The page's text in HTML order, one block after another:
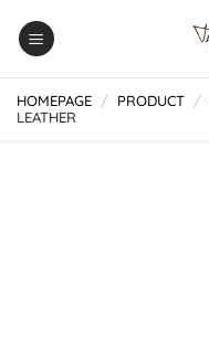
HOMEPAGE / PRODUCT /
LEATHER